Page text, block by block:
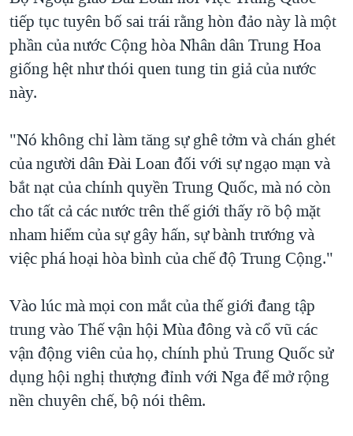
tiếp tục tuyên bố sai trái rằng hòn đảo này là một
phần của nước Cộng hòa Nhân dân Trung Hoa
giống hệt như thói quen tung tin giả của nước
này.
"Nó không chỉ làm tăng sự ghê tởm và chán ghét
của người dân Đài Loan đối với sự ngạo mạn và
bắt nạt của chính quyền Trung Quốc, mà nó còn
cho tất cả các nước trên thế giới thấy rõ bộ mặt
nham hiểm của sự gây hấn, sự bành trướng và
việc phá hoại hòa bình của chế độ Trung Cộng."
Vào lúc mà mọi con mắt của thế giới đang tập
trung vào Thế vận hội Mùa đông và cổ vũ các
vận động viên của họ, chính phủ Trung Quốc sử
dụng hội nghị thượng đỉnh với Nga để mở rộng
nền chuyên chế, bộ nói thêm.